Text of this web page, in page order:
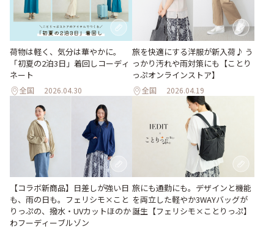
荷物は軽く、気分は華やかに。
「初夏の2泊3日」着回しコーディ
ネート
全国 2026.04.30
旅を快適にする洋服が新入荷♪ う
っかり汚れや雨対策にも【ことり
っぷオンラインストア】
全国 2026.04.19
【コラボ新商品】日差しが強い日
も、雨の日も。フェリシモ×こと
りっぷの、撥水・UVカットほのか
わフーディーブルゾン
旅にも通勤にも。デザインと機能
を両立した軽やか3WAYバッグが
誕生【フェリシモ×ことりっぷ】